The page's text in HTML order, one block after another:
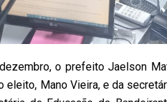
o prefeito Jaelson
Mano Vieira, e da